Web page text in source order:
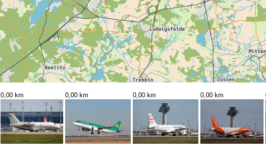
0,00 km 0,00 km 0,00 km 0,00 km